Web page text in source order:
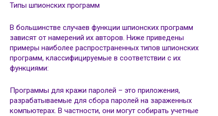
Типы шпионских программ
В большинстве случаев функции шпионских программ
зависят от намерений их авторов. Ниже приведены
примеры наиболее распространенных типов шпионских
программ, классифицируемые в соответствии с их
функциями:
Программы для кражи паролей – это приложения,
разрабатываемые для сбора паролей на зараженных
компьютерах. В частности, они могут собирать учетные